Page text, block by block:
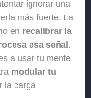
ignorar una
más fuerte. La
en recalibrar la
esa señal.
a usar tu mente
modular tu
la carga